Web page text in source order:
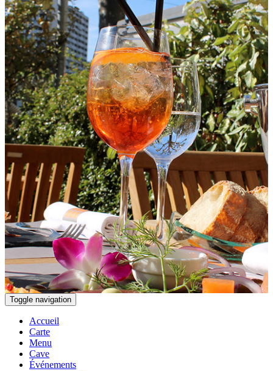
Toggle navigation
Accueil
Carte
Menu
Cave
Événements